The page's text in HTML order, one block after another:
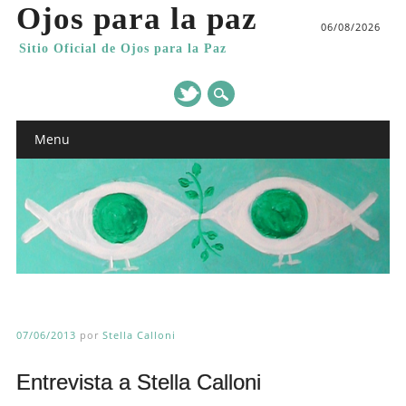
Ojos para la paz
Sitio Oficial de Ojos para la Paz
06/08/2026
Main menu
Menu
07/06/2013 por Stella Calloni
Entrevista a Stella Calloni